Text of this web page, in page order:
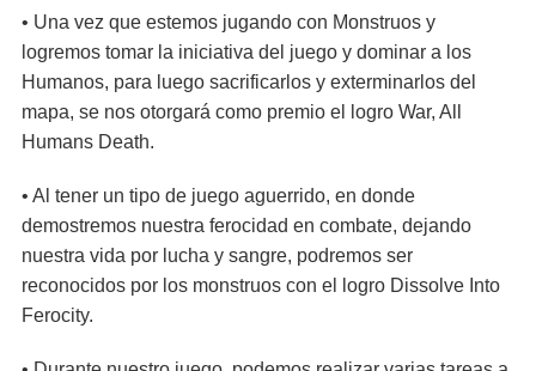
• Una vez que estemos jugando con Monstruos y
logremos tomar la iniciativa del juego y dominar a los
Humanos, para luego sacrificarlos y exterminarlos del
mapa, se nos otorgará como premio el logro War, All
Humans Death.
• Al tener un tipo de juego aguerrido, en donde
demostremos nuestra ferocidad en combate, dejando
nuestra vida por lucha y sangre, podremos ser
reconocidos por los monstruos con el logro Dissolve Into
Ferocity.